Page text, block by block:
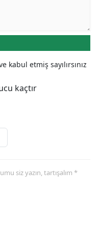
kabul etmiş sayılırsınız
kaçtır
siz yazın, tartışalım *